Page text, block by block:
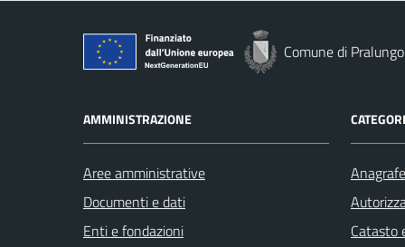
Comune di Pralungo
AMMINISTRAZIONE
Aree amministrative
Documenti e dati
Enti e fondazioni
Catasto